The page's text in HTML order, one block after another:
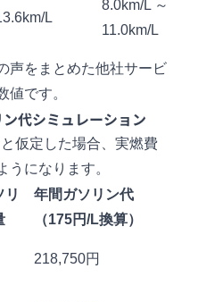
L
8.0km/L ～
11.0km/L
声をまとめた他社サービ
値です。
代シミュレーション
仮定した場合、実燃費
うになります。
リ
年間ガソリン代
（175円/L換算）
218,750円